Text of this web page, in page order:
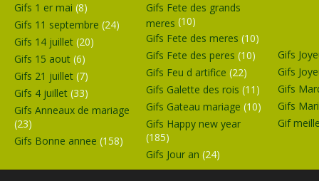
Gifs 1 er mai (8)
Gifs 11 septembre (24)
Gifs 14 juillet (20)
Gifs 15 aout (6)
Gifs 21 juillet (7)
Gifs 4 juillet (33)
Gifs Anneaux de mariage
(23)
Gifs Bonne annee (158)
Gifs Fete des grands
meres (10)
Gifs Fete des meres (10)
Gifs Fete des peres (10)
Gifs Feu d artifice (22)
Gifs Galette des rois (11)
Gifs Gateau mariage (10)
Gifs Happy new year
(185)
Gifs Jour an (24)
Gifs
Gifs
Gifs
Gifs
Gif